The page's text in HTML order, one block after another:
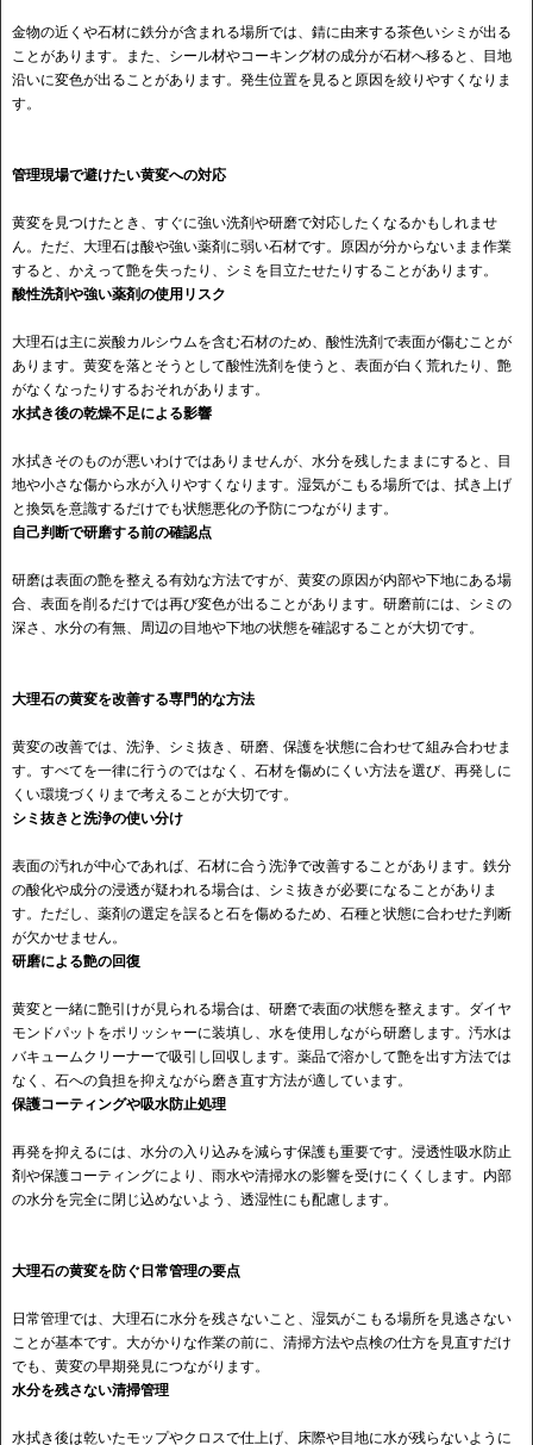
金物の近くや石材に鉄分が含まれる場所では、錆に由来する茶色いシミが出る
ことがあります。また、シール材やコーキング材の成分が石材へ移ると、目地
沿いに変色が出ることがあります。発生位置を見ると原因を絞りやすくなりま
す。
管理現場で避けたい黄変への対応
黄変を見つけたとき、すぐに強い洗剤や研磨で対応したくなるかもしれませ
ん。ただ、大理石は酸や強い薬剤に弱い石材です。原因が分からないまま作業
すると、かえって艶を失ったり、シミを目立たせたりすることがあります。
酸性洗剤や強い薬剤の使用リスク
大理石は主に炭酸カルシウムを含む石材のため、酸性洗剤で表面が傷むことが
あります。黄変を落とそうとして酸性洗剤を使うと、表面が白く荒れたり、艶
がなくなったりするおそれがあります。
水拭き後の乾燥不足による影響
水拭きそのものが悪いわけではありませんが、水分を残したままにすると、目
地や小さな傷から水が入りやすくなります。湿気がこもる場所では、拭き上げ
と換気を意識するだけでも状態悪化の予防につながります。
自己判断で研磨する前の確認点
研磨は表面の艶を整える有効な方法ですが、黄変の原因が内部や下地にある場
合、表面を削るだけでは再び変色が出ることがあります。研磨前には、シミの
深さ、水分の有無、周辺の目地や下地の状態を確認することが大切です。
大理石の黄変を改善する専門的な方法
黄変の改善では、洗浄、シミ抜き、研磨、保護を状態に合わせて組み合わせま
す。すべてを一律に行うのではなく、石材を傷めにくい方法を選び、再発しに
くい環境づくりまで考えることが大切です。
シミ抜きと洗浄の使い分け
表面の汚れが中心であれば、石材に合う洗浄で改善することがあります。鉄分
の酸化や成分の浸透が疑われる場合は、シミ抜きが必要になることがありま
す。ただし、薬剤の選定を誤ると石を傷めるため、石種と状態に合わせた判断
が欠かせません。
研磨による艶の回復
黄変と一緒に艶引けが見られる場合は、研磨で表面の状態を整えます。ダイヤ
モンドパットをポリッシャーに装填し、水を使用しながら研磨します。汚水は
バキュームクリーナーで吸引し回収します。薬品で溶かして艶を出す方法では
なく、石への負担を抑えながら磨き直す方法が適しています。
保護コーティングや吸水防止処理
再発を抑えるには、水分の入り込みを減らす保護も重要です。浸透性吸水防止
剤や保護コーティングにより、雨水や清掃水の影響を受けにくくします。内部
の水分を完全に閉じ込めないよう、透湿性にも配慮します。
大理石の黄変を防ぐ日常管理の要点
日常管理では、大理石に水分を残さないこと、湿気がこもる場所を見逃さない
ことが基本です。大がかりな作業の前に、清掃方法や点検の仕方を見直すだけ
でも、黄変の早期発見につながります。
水分を残さない清掃管理
水拭き後は乾いたモップやクロスで仕上げ、床際や目地に水が残らないように